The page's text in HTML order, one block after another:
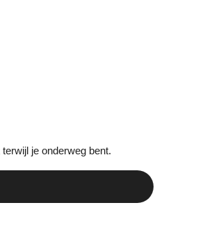
je onderweg bent.